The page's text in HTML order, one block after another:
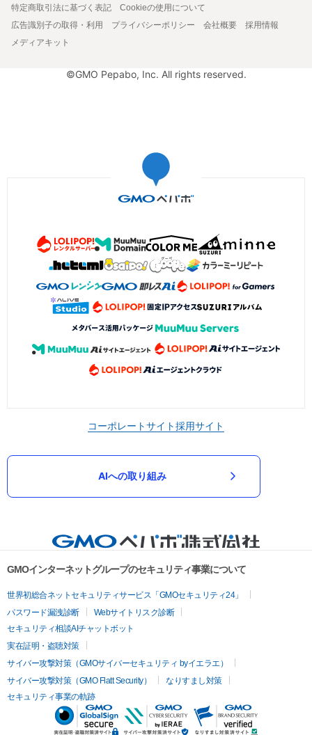
特定商取引法に基づく表記
Cookieの使用について
広告識別子の取得・利用
プライバシーポリシー 会社概要
採用情報
メディアキット
©GMO Pepabo, Inc. All rights reserved.
コーポレートサイト採用サイト
AIへの取り組み
GMOインターネットグループのセキュリティ事業について
世界初総合ネットセキュリティサービス「GMOセキュリティ24」
パスワード漏洩診断
Webサイトリスク診断
セキュリティ相談AIチャットボット
実在証明・盗聴対策
サイバー攻撃対策（GMOサイバーセキュリティ byイエラエ）
サイバー攻撃対策（GMO Flatt Security）
なりすまし対策
セキュリティ事業の軌跡